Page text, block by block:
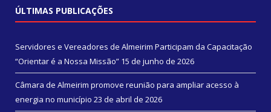
ÚLTIMAS PUBLICAÇÕES
Servidores e Vereadores de Almeirim Participam da Capacitação
“Orientar é a Nossa Missão” 15 de junho de 2026
Câmara de Almeirim promove reunião para ampliar acesso à
energia no município 23 de abril de 2026